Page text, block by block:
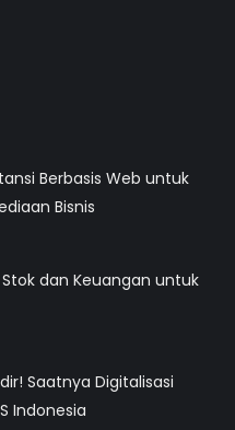
Berbasis Web untuk
Bisnis
dan Keuangan untuk
Saatnya Digitalisasi
Indonesia